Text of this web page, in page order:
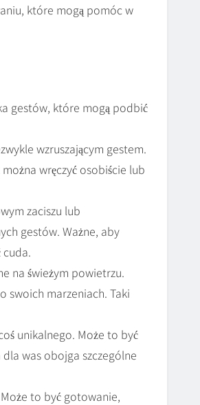
które mogą pomóc w
gestów, które mogą podbić
wzruszającym gestem.
wręczyć osobiście lub
zaciszu lub
gestów. Ważne, aby
na świeżym powietrzu.
swoich marzeniach. Taki
unikalnego. Może to być
was obojga szczególne
to być gotowanie,